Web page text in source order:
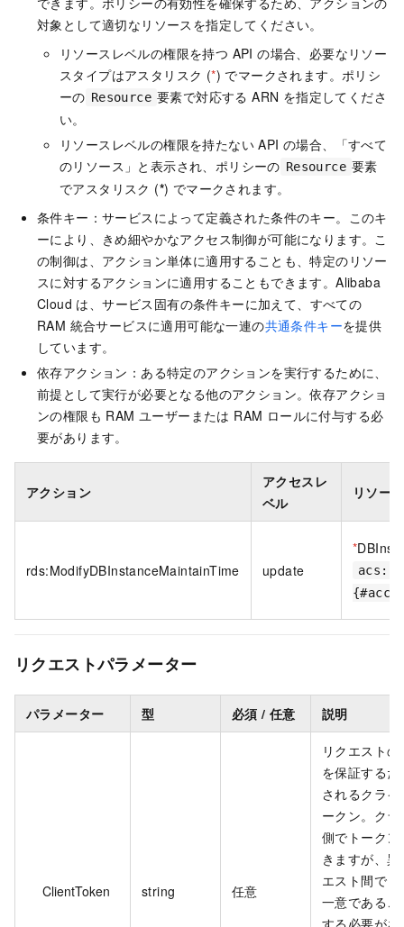
対象として適切なリソースを指定してください。
リソースレベルの権限を持つ API の場合、必要なリソー
スタイプはアスタリスク (*) でマークされます。ポリシ
ーの Resource 要素で対応する ARN を指定してくださ
い。
リソースレベルの権限を持たない API の場合、「すべて
のリソース」と表示され、ポリシーの Resource 要素
でアスタリスク (*) でマークされます。
条件キー：サービスによって定義された条件のキー。このキ
ーにより、きめ細やかなアクセス制御が可能になります。こ
の制御は、アクション単体に適用することも、特定のリソー
スに対するアクションに適用することもできます。Alibaba
Cloud は、サービス固有の条件キーに加えて、すべての
RAM 統合サービスに適用可能な一連の共通条件キーを提供
しています。
依存アクション：ある特定のアクションを実行するために、
前提として実行が必要となる他のアクション。依存アクショ
ンの権限も RAM ユーザーまたは RAM ロールに付与する必
要があります。
アクション
アクセスレ
ベル
リソー
rds:ModifyDBInstanceMaintainTime update
*
リクエストパラメーター
パラメーター 型 必須 / 任意 説明
ClientToken string 任意
リクエスト
を保証する
されるクラ
ークン。ク
側でトークン
きますが、
エスト間で
一意であるこ
する必要があ